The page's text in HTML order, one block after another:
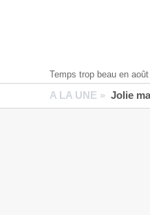
Temps trop beau en
A LA UNE » Jolie